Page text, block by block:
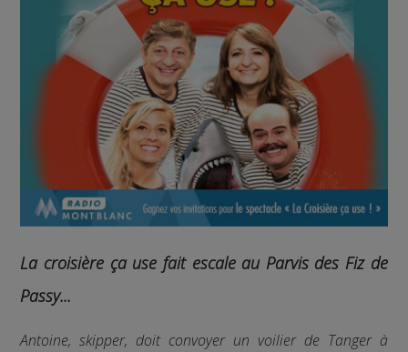
La croisière ça use fait escale au Parvis des Fiz de
Passy...
Antoine, skipper, doit convoyer un voilier de Tanger à